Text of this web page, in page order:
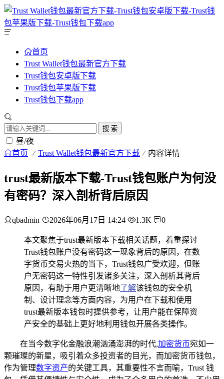
首页
Trust Wallet钱包最新官方下载
Trust钱包安卓版下载
Trust钱包苹果版下载
Trust钱包下载app
搜 索
昼/夜
首页 Trust Wallet钱包最新官方下载 内容详情
trust最新版本下载-Trust钱包账户为何没
有密码？深入剖析背后原因
qbadmin 2026年06月17日 14:24 1.3K 0
本文聚焦于trust最新版本下载相关话题，着重探讨
Trust钱包账户没有密码这一现象背后的原因，在数
字货币交易火热的当下，Trust钱包广受欢迎，但账
户无密码这一特性引发诸多关注，深入剖析其背后
原因，有助于用户更清晰地了解该钱包的安全机
制、设计理念等方面内容，为用户在下载和使用
trust最新版本钱包时提供参考，让用户能在保障资
产安全的基础上更好地利用钱包开展各类操作。
在当今数字化金融浪潮汹涌澎湃的时代,加密货币宛如一
颗璀璨的新星，吸引着众多投资者的目光，而加密货币钱包，
作为管理数字资产的关键工具，其重要性不言而喻，Trust 钱